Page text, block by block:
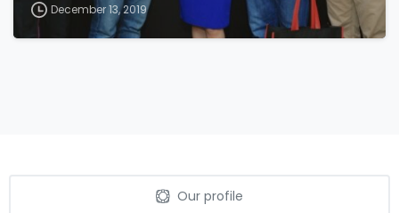
December 13, 2019
Our profile